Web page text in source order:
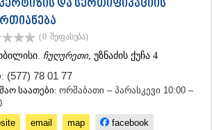
და სერთიფიკაციის
(0 შეფასება)
ჩუღურეთი, უზნაძის ქუჩა 4
(577) 78 01 77
საათები: ორშაბათი – პარასკევი 10:00 –
email map facebook